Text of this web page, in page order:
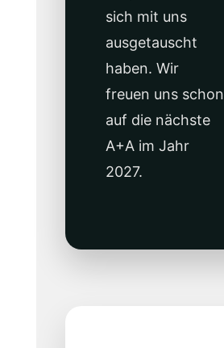
sich mit uns
ausgetauscht
haben. Wir
freuen uns schon
auf die nächste
A+A im Jahr
2027.